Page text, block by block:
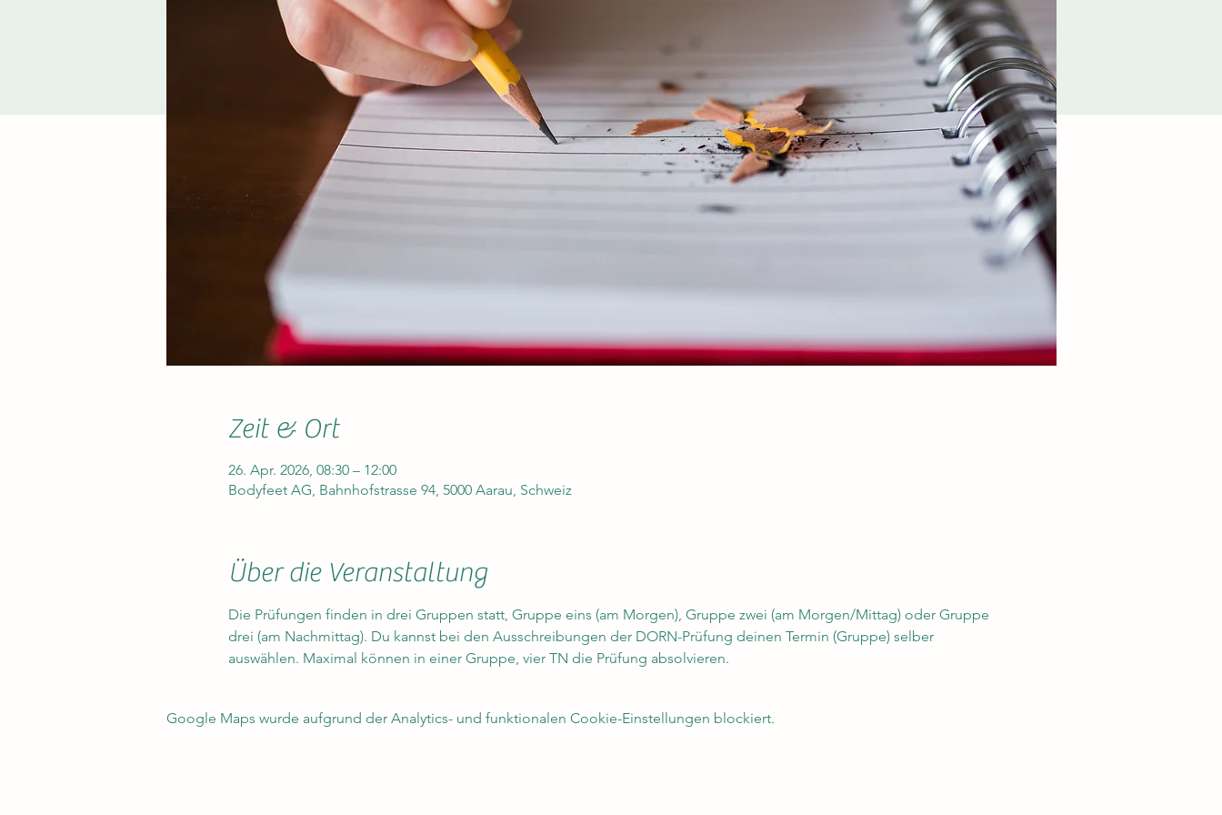
Zeit & Ort
26. Apr. 2026, 08:30 – 12:00
Bodyfeet AG, Bahnhofstrasse 94, 5000 Aarau, Schweiz
Über die Veranstaltung
Die Prüfungen finden in drei Gruppen statt, Gruppe eins (am Morgen), Gruppe zwei (am Morgen/Mittag) oder Gruppe
drei (am Nachmittag). Du kannst bei den Ausschreibungen der DORN-Prüfung deinen Termin (Gruppe) selber
auswählen. Maximal können in einer Gruppe, vier TN die Prüfung absolvieren.
Google Maps wurde aufgrund der Analytics- und funktionalen Cookie-Einstellungen blockiert.